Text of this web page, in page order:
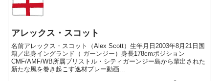
アレックス・スコット
名前アレックス・スコット（Alex Scott）生年月日2003年8月21日国
籍／出身イングランド（ ガーンジー）身長178cmポジション
CMF/AMF/WB所属ブリストル・シティガーンジー島から輩出された
新たな風を巻き起こす逸材プレー動画...